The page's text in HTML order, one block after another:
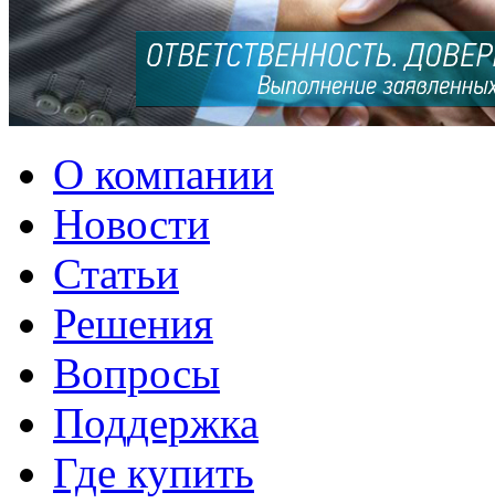
О компании
Новости
Статьи
Решения
Вопросы
Поддержка
Где купить